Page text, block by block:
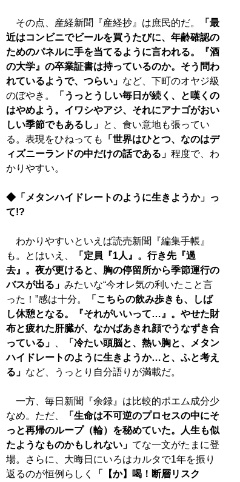
その点、産経新聞『産経抄』は庶民的だ。
「最
近はコンビニでビールを買うたびに、年齢確認の
ためのパネルに手を当てるように言われる。『酒
の大学』の卒業証書は持っているのか。そう問わ
れているようで、つらい」 など、下町のオヤジ級
のぼやき。
「うっとうしい毎日が続く、と嘆くの
はやめよう。イワシやアジ、それにアナゴがおい
しい季節でもあるし」 と、食い意地も張ってい
る。表現をひねっても
「世界はひとつ、なのはデ
ィズニーランドの中だけの話である」 程度で、わ
かりやすい。
◆「メタンハイドレートのように生きようか」っ
て!?
わかりやすいといえば読売新聞『編集手帳』
も。とはいえ、
「定員『1人』。行き先『過
去』。夜が更けると、胸の停留所から季節運行の
バスが出る」 みたいな“今オレ気の利いたこと言
った！”感は十分。
「こちらの飲み歩きも、しば
し休憩となる。『それがいいって…』。やせた財
布と疲れた肝臓が、なかばあきれ顔でうなずき合
っている」
「冷たい頭脳と、熱い胸と、メタン
ハイドレートのように生きようか…と、ふと考え
る」 など、うっとり自分語りが満載だ。
一方、毎日新聞『余録』は比較的ポエム成分少
なめ。ただ、
「生命は不可逆のプロセスの中にそ
っと再帰のループ（輪）を秘めていた。人生も似
たようなものかもしれない」 てな一文がたまに登
場。さらに、大晦日にいろはカルタで1年を振り
返るのが恒例らしく
「【か】喝！断層リスク